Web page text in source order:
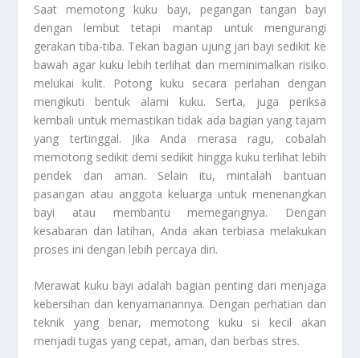
Saat memotong kuku bayi, pegangan tangan bayi
dengan lembut tetapi mantap untuk mengurangi
gerakan tiba-tiba. Tekan bagian ujung jari bayi sedikit ke
bawah agar kuku lebih terlihat dan meminimalkan risiko
melukai kulit. Potong kuku secara perlahan dengan
mengikuti bentuk alami kuku. Serta, juga periksa
kembali untuk memastikan tidak ada bagian yang tajam
yang tertinggal. Jika Anda merasa ragu, cobalah
memotong sedikit demi sedikit hingga kuku terlihat lebih
pendek dan aman. Selain itu, mintalah bantuan
pasangan atau anggota keluarga untuk menenangkan
bayi atau membantu memegangnya. Dengan
kesabaran dan latihan, Anda akan terbiasa melakukan
proses ini dengan lebih percaya diri.
Merawat kuku bayi adalah bagian penting dari menjaga
kebersihan dan kenyamanannya. Dengan perhatian dan
teknik yang benar, memotong kuku si kecil akan
menjadi tugas yang cepat, aman, dan berbas stres.